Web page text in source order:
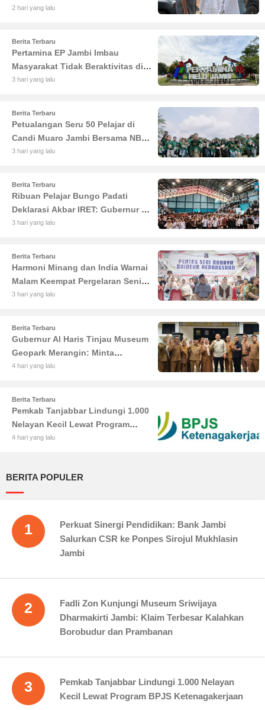
Haris Tekankan Sinergi
2 hari yang lalu
Berita Terbaru
Pertamina EP Jambi Imbau
Masyarakat Tidak Beraktivitas di
Atas Jalur Pipa Migas Demi
3 hari yang lalu
Berita Terbaru
Petualangan Seru 50 Pelajar di
Candi Muaro Jambi Bersama NBT
Coal Group
3 hari yang lalu
Berita Terbaru
Ribuan Pelajar Bungo Padati
Deklarasi Akbar IRET: Gubernur Al
Haris Sentil Bahaya Judi Online
3 hari yang lalu
Berita Terbaru
Harmoni Minang dan India Warnai
Malam Keempat Pergelaran Seni
Budaya di Alun-Alun Kuala
3 hari yang lalu
Berita Terbaru
Gubernur Al Haris Tinjau Museum
Geopark Merangin: Minta
Pengelola Genjot Inovasi dan
4 hari yang lalu
Berita Terbaru
Pemkab Tanjabbar Lindungi 1.000
Nelayan Kecil Lewat Program
BPJS Ketenagakerjaan
4 hari yang lalu
BERITA POPULER
1
Perkuat Sinergi Pendidikan: Bank Jambi
Salurkan CSR ke Ponpes Sirojul Mukhlasin
Jambi
2
Fadli Zon Kunjungi Museum Sriwijaya
Dharmakirti Jambi: Klaim Terbesar Kalahkan
Borobudur dan Prambanan
3
Pemkab Tanjabbar Lindungi 1.000 Nelayan
Kecil Lewat Program BPJS Ketenagakerjaan